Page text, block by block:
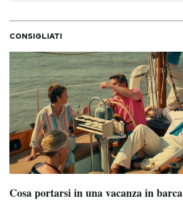
CONSIGLIATI
Cosa portarsi in una vacanza in barca